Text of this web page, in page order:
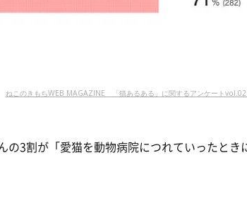
ねこのきもちWEB MAGAZINE 「猫あるある」に関するアンケート
の3割が「愛猫を動物病院につれていったとき